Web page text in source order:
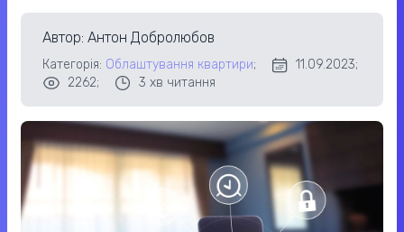
Автор: Антон Добролюбов
Категорія: Облаштування квартири;
11.09.2023;
2262;
3 хв читання